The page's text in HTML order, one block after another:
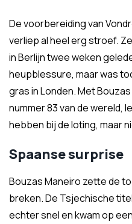
De voorbereiding van
verliep al heel erg stroef.
in Berlijn twee weken
heupblessure, maar was
gras in Londen. Met
nummer 83 van de wereld,
hebben bij de loting, maar
Spaanse surprise
Bouzas Maneiro zette de
breken. De Tsjechische
echter snel en kwam op